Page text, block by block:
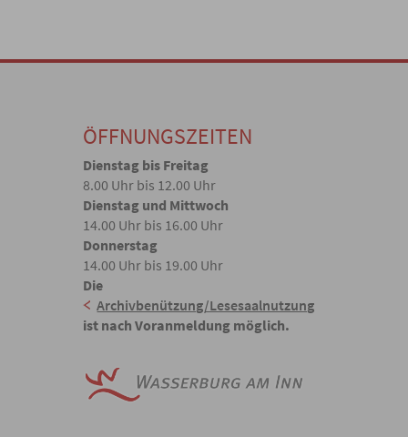
ÖFFNUNGSZEITEN
Dienstag bis Freitag
8.00 Uhr bis 12.00 Uhr
Dienstag und Mittwoch
14.00 Uhr bis 16.00 Uhr
Donnerstag
14.00 Uhr bis 19.00 Uhr
Die
Archivbenützung/Lesesaalnutzung
ist nach Voranmeldung möglich.